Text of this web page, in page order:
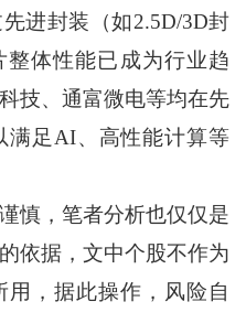
进封装（如2.5D/3D封
整体性能已成为行业趋
技、通富微电等均在先
满足AI、高性能计算等
，笔者分析也仅仅是
依据，文中个股不作为
，据此操作，风险自